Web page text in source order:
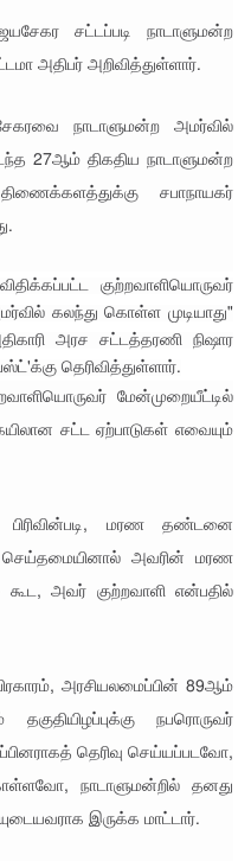
சட்டப்படி நாடாளுமன்ற
அதிபர் அறிவித்துள்ளார்.
நாடாளுமன்ற அமர்வில்
27ஆம் திகதிய நாடாளுமன்ற
சபாநாயகர்
குற்றவாளியொருவர்
கலந்து கொள்ள முடியாது"
அரச சட்டத்தரணி நிஷார
தெரிவித்துள்ளார்.
மேன்முறையீட்டில்
சட்ட ஏற்பாடுகள் எவையும்
பிரிவின்படி, மரண தண்டனை
செய்தமையினால் அவரின் மரண
அவர் குற்றவாளி என்பதில்
அரசியலமைப்பின் 89ஆம்
தகுதியிழப்புக்கு நபரொருவர்
தெரிவு செய்யப்படவோ,
நாடாளுமன்றில் தனது
இருக்க மாட்டார்.